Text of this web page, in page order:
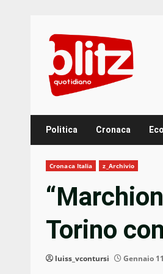
content
Politica Cronaca
Cronaca Italia z_Archivio
Torino
luiss_vcontursi Gennaio